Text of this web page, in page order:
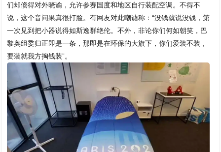
们却倏得对外晓谕，允许参赛国度和地区自行装配空调。不得不
说，这个音问果真很打脸。有网友对此嘲谑称：“没钱就说没钱，第
一次见到把小器说得如斯逸群绝伦。不外，非论你们何如朝笑，巴
黎奥组委归正即是一条，那即是在环保的大旗下，你们爱装不装，
要装就我方掏钱装”。